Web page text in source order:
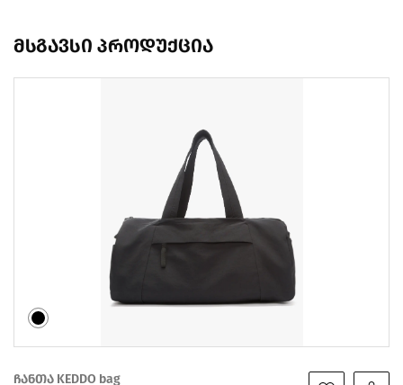
მსგავსი პროდუქცია
ჩანთა KEDDO bag